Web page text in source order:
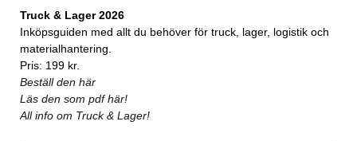
Truck & Lager 2026
Inköpsguiden med allt du behöver för truck, lager, logistik och
materialhantering.
Pris: 199 kr.
Beställ den här
Läs den som pdf här!
All info om Truck & Lager!